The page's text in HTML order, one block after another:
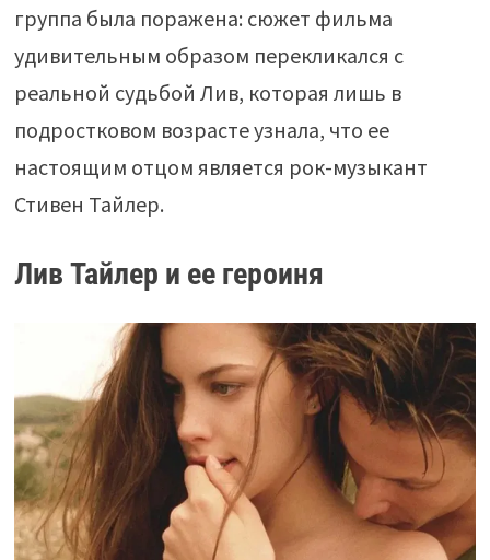
группа была поражена: сюжет фильма
удивительным образом перекликался с
реальной судьбой Лив, которая лишь в
подростковом возрасте узнала, что ее
настоящим отцом является рок-музыкант
Стивен Тайлер.
Лив Тайлер и ее героиня